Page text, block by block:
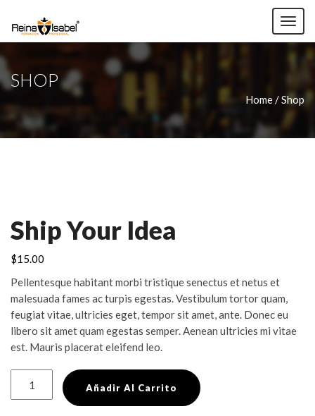
SHOP
Home / Shop
Ship Your Idea
$15.00
Pellentesque habitant morbi tristique senectus et netus et
malesuada fames ac turpis egestas. Vestibulum tortor quam,
feugiat vitae, ultricies eget, tempor sit amet, ante. Donec eu
libero sit amet quam egestas semper. Aenean ultricies mi vitae
est. Mauris placerat eleifend leo.
Your
Añadir Al Carrito